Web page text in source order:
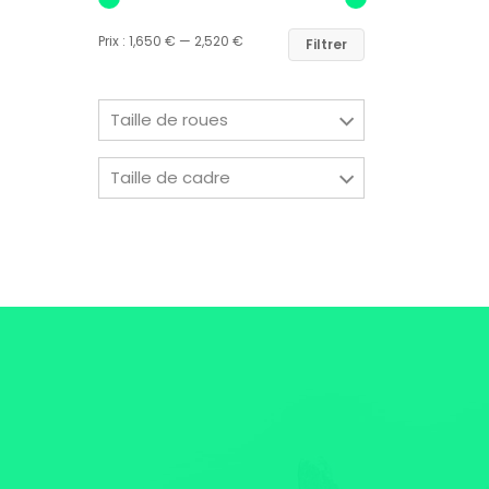
Filtrer
Prix : 1,650 € — 2,520 €
Taille de roues
Taille de cadre